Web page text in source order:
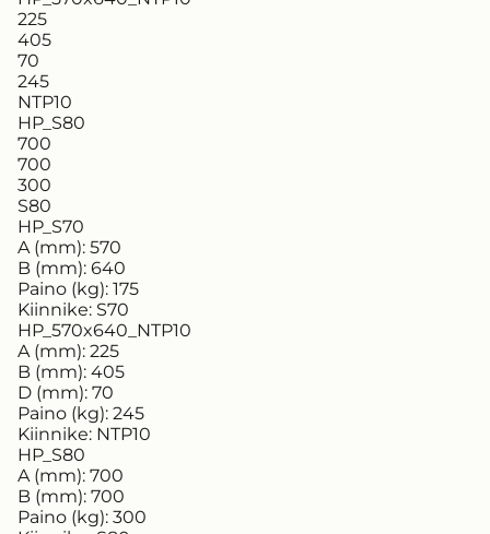
225
405
70
245
NTP10
HP_S80
700
700
300
S80
HP_S70
A (mm): 570
B (mm): 640
Paino (kg): 175
Kiinnike: S70
HP_570x640_NTP10
A (mm): 225
B (mm): 405
D (mm): 70
Paino (kg): 245
Kiinnike: NTP10
HP_S80
A (mm): 700
B (mm): 700
Paino (kg): 300